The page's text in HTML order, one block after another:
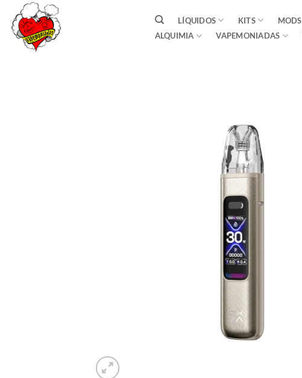
Saltar
contenido
LÍQUIDOS KITS MODS
ALQUIMIA
VAPEMONIADAS